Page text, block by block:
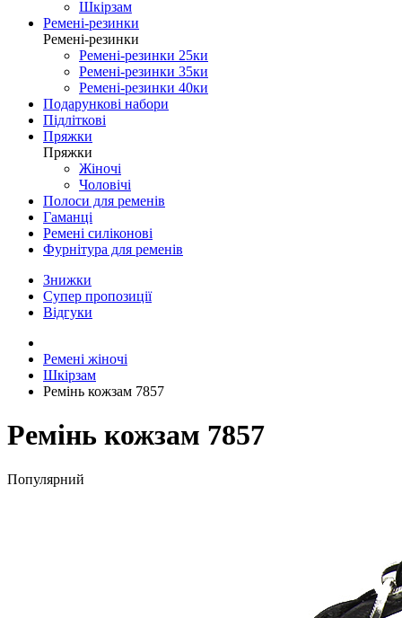
Шкірзам
Ремені-резинки
Ремені-резинки
Ремені-резинки 25ки
Ремені-резинки 35ки
Ремені-резинки 40ки
Подарункові набори
Підліткові
Пряжки
Пряжки
Жіночі
Чоловічі
Полоси для ременів
Гаманці
Ремені силіконові
Фурнітура для ременів
Знижки
Супер пропозиції
Відгуки
Ремені жіночі
Шкірзам
Ремінь кожзам 7857
Ремінь кожзам 7857
Популярний